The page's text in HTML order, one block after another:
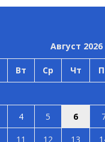
Август 2026
Вт Ср Чт
4 5 6
11 12 13